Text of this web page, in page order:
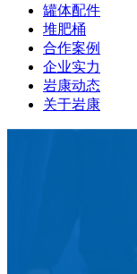
罐体配件
堆肥桶
合作案例
企业实力
岩康动态
关于岩康